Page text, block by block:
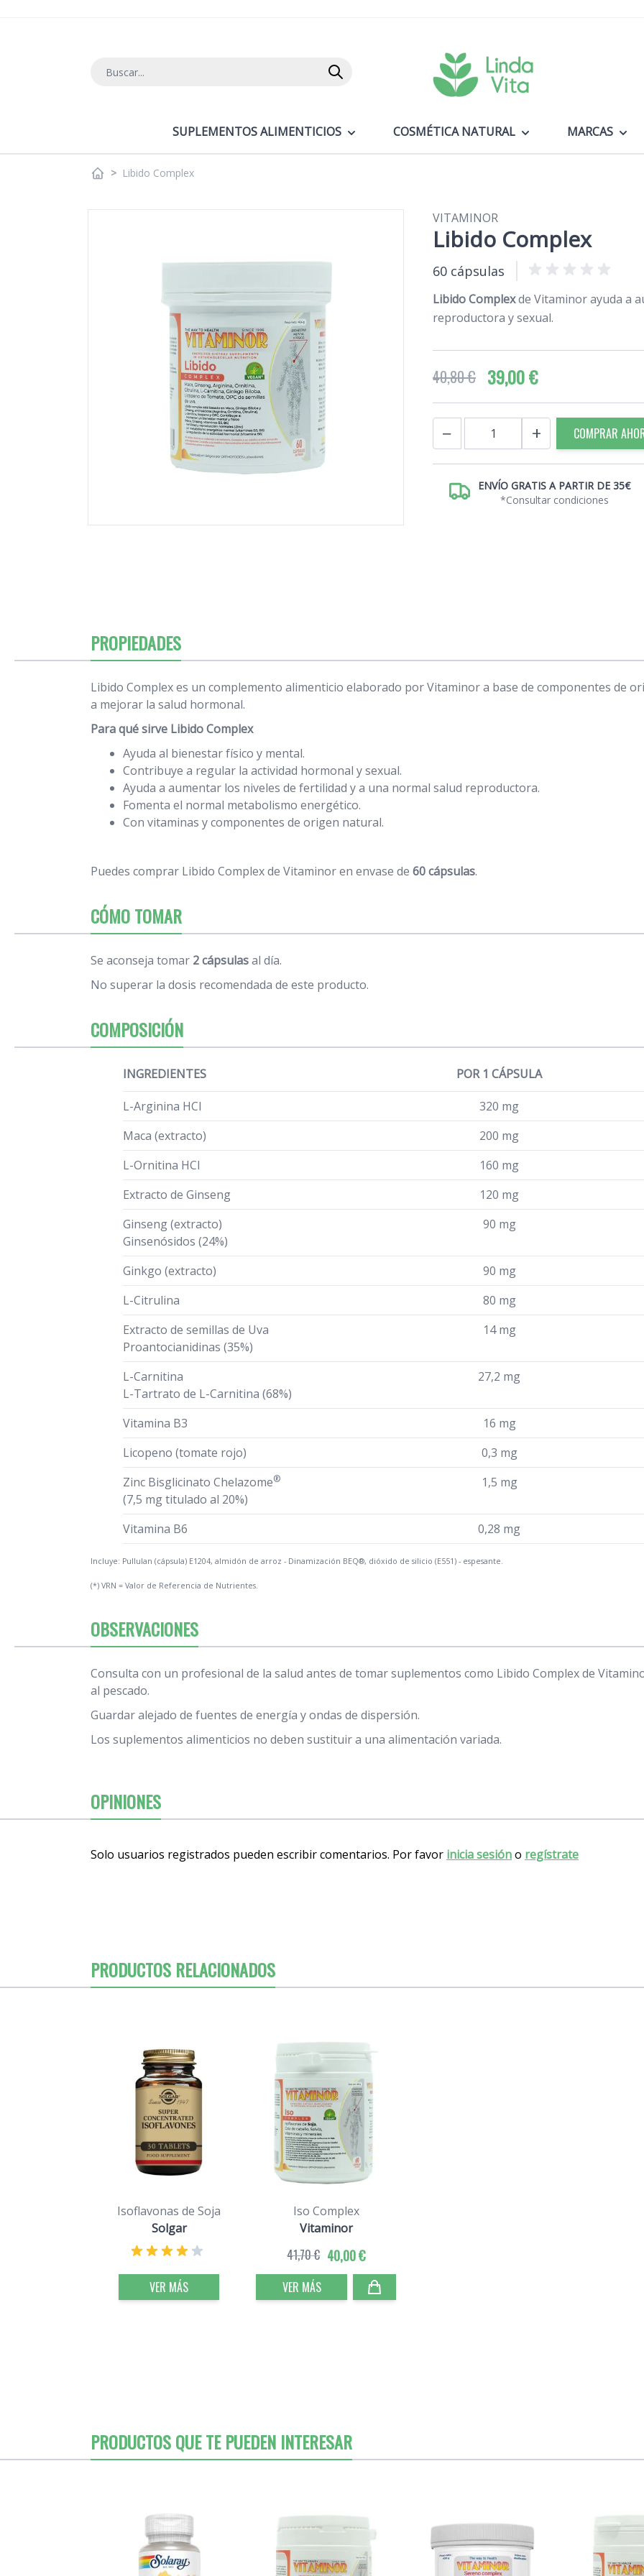
Buscar
SUPLEMENTOS ALIMENTICIOS COSMÉTICA NATURAL MARCAS
> Libido Complex
VITAMINOR
Libido Complex
60 cápsulas
Libido Complexde Vitaminor ayuda a
reproductora y sexual.
40,80 € 39,00 €
− + COMPRAR
ENVÍO GRATIS A PARTIR DE 35€
*Consultar condiciones
PROPIEDADES
Libido Complex es un complemento alimenticio elaborado por Vitaminor a base de componentes de
a mejorar la salud hormonal.
Para qué sirve Libido Complex
Ayuda al bienestar físico y mental.
Contribuye a regular la actividad hormonal y sexual.
Ayuda a aumentar los niveles de fertilidad y a una normal salud reproductora.
Fomenta el normal metabolismo energético.
Con vitaminas y componentes de origen natural.
Puedes comprar Libido Complex de Vitaminor en envase de 60 cápsulas.
CÓMO TOMAR
Se aconseja tomar 2 cápsulasal día.
No superar la dosis recomendada de este producto.
COMPOSICIÓN
INGREDIENTES POR 1 CÁPSULA
L-Arginina HCl
320 mg
Maca (extracto)
200 mg
L-Ornitina HCI
160 mg
Extracto de Ginseng
120 mg
Ginseng (extracto)
Ginsenósidos (24%)
90 mg
Ginkgo (extracto)
90 mg
L-Citrulina
80 mg
Extracto de semillas de Uva
Proantocianidinas (35%)
14 mg
L-Carnitina
L-Tartrato de L-Carnitina (68%)
27,2 mg
Vitamina B3 16 mg
Licopeno (tomate rojo)
0,3 mg
Zinc Bisglicinato Chelazome®
(7,5 mg titulado al 20%)
1,5 mg
Vitamina B6 0,28 mg
Incluye: Pullulan (cápsula) E1204, almidón de arroz - Dinamización BEQ®, dióxido de silicio (E551) - espesante.
(*) VRN = Valor de Referencia de Nutrientes.
OBSERVACIONES
Consulta con un profesional de la salud antes de tomar suplementos como Libido Complex de
al pescado.
Guardar alejado de fuentes de energía y ondas de dispersión.
Los suplementos alimenticios no deben sustituir a una alimentación variada.
OPINIONES
Solo usuarios registrados pueden escribir comentarios. Por favor inicia sesióno regístrate
PRODUCTOS RELACIONADOS
Isoflavonas de Soja
Solgar
VER MÁS
Iso Complex
Vitaminor
40,00 €
41,70 €
VER MÁS
PRODUCTOS QUE TE PUEDEN INTERESAR